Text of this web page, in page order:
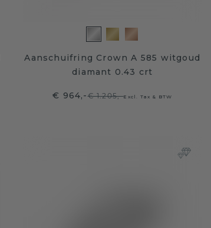
Aanschuifring Crown A 585 witgoud
diamant 0.43 crt
€ 964,-€ 1.205,-Excl. Tax & BTW